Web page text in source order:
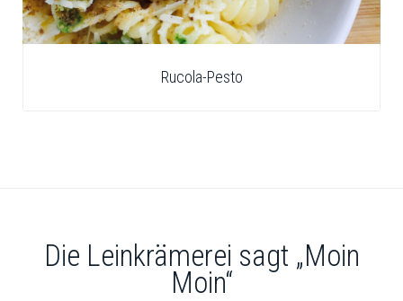
Rucola-Pesto
Die Leinkrämerei sagt „Moin
Moin“